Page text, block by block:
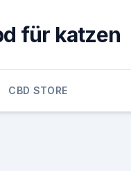
für katzen
CBD STORE